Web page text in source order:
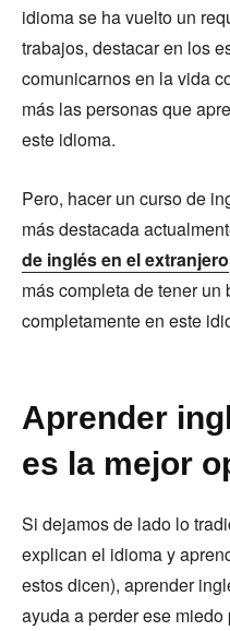
idioma se ha vuelto un
trabajos, destacar en los
comunicarnos en la vida
más las personas que
este idioma.
Pero, hacer un curso de
más destacada
de inglés en el extranjero
más completa de tener
completamente en este
Aprender
es la mejor
Si dejamos de lado lo
explican el idioma y
estos dicen), aprender
ayuda a perder ese